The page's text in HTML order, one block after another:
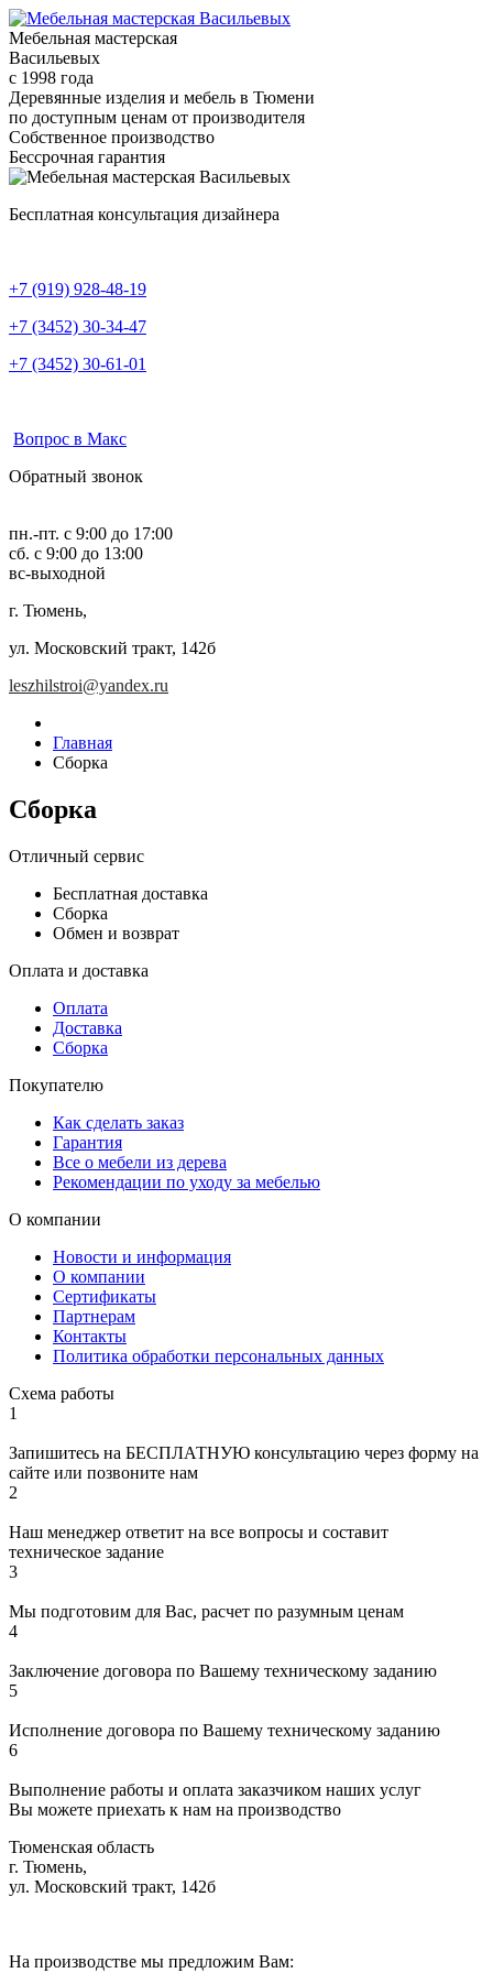
Мебельная мастерская
Васильевых
с 1998 года
Деревянные изделия и мебель в Тюмени
по доступным ценам от производителя
Собственное производство
Бессрочная гарантия
Бесплатная консультация дизайнера
+7 (919) 928-48-19
+7 (3452) 30-34-47
+7 (3452) 30-61-01
Вопрос в Макс
Обратный звонок
пн.-пт. с 9:00 до 17:00
сб. с 9:00 до 13:00
вс-выходной
г. Тюмень,
ул. Московский тракт, 142б
leszhilstroi@yandex.ru
Главная
Сборка
Сборка
Отличный сервис
Бесплатная доставка
Сборка
Обмен и возврат
Оплата и доставка
Оплата
Доставка
Сборка
Покупателю
Как сделать заказ
Гарантия
Все о мебели из дерева
Рекомендации по уходу за мебелью
О компании
Новости и информация
О компании
Сертификаты
Партнерам
Контакты
Политика обработки персональных данных
Схема работы
1
Запишитесь на БЕСПЛАТНУЮ консультацию через форму на
сайте или позвоните нам
2
Наш менеджер ответит на все вопросы и составит
техническое задание
3
Мы подготовим для Вас, расчет по разумным ценам
4
Заключение договора по Вашему техническому заданию
5
Исполнение договора по Вашему техническому заданию
6
Выполнение работы и оплата заказчиком наших услуг
Вы можете приехать к нам на производство
Тюменская область
г. Тюмень,
ул. Московский тракт, 142б
На производстве мы предложим Вам: